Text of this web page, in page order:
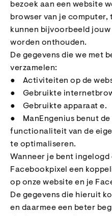
bezoek aan een website
browser van je
kunnen bijvoorbeeld
worden onthouden.
De gegevens die we met
verzamelen:
● Activiteiten op de
● Gebruikte
● Gebruikte apparaat e.
● ManEngenius benut
functionaliteit van de
te optimaliseren.
Wanneer je bent
Facebookpixel een
op onze website en je
De gegevens die hieruit
en daarmee een beter